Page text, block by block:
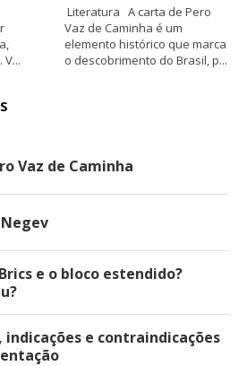
Literatura A carta de Pero
Vaz de Caminha é um
elemento histórico que marca
o descobrimento do Brasil, p...
Vaz de Caminha
e o bloco estendido?
indicações e contraindicações